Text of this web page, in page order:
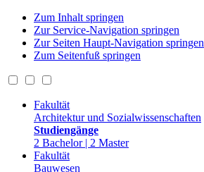
Zum Inhalt springen
Zur Service-Navigation springen
Zur Seiten Haupt-Navigation springen
Zum Seitenfuß springen
Fakultät
Architektur und Sozialwissenschaften
Studiengänge
2 Bachelor | 2 Master
Fakultät
Bauwesen